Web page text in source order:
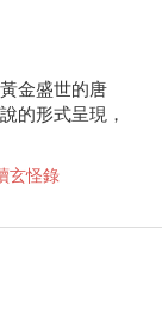
金盛世的唐
的形式呈現，
玄怪錄